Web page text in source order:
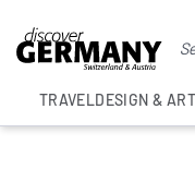
TRAVELDESIGN & ART